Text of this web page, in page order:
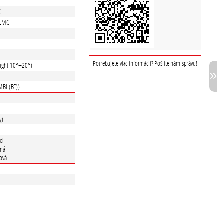
10°–20°)
(BT))
Potrebujete viac informácií? Pošlite nám správu!